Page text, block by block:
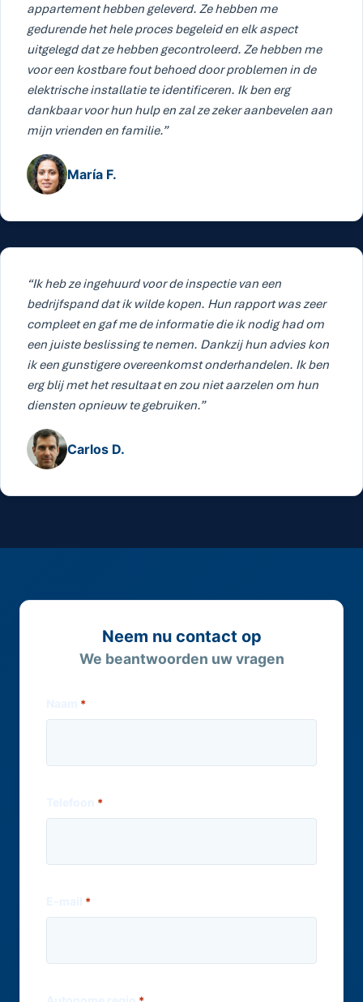
appartement hebben geleverd. Ze hebben me
gedurende het hele proces begeleid en elk aspect
uitgelegd dat ze hebben gecontroleerd. Ze hebben me
voor een kostbare fout behoed door problemen in de
elektrische installatie te identificeren. Ik ben erg
dankbaar voor hun hulp en zal ze zeker aanbevelen aan
mijn vrienden en familie.”
María F.
“Ik heb ze ingehuurd voor de inspectie van een
bedrijfspand dat ik wilde kopen. Hun rapport was zeer
compleet en gaf me de informatie die ik nodig had om
een juiste beslissing te nemen. Dankzij hun advies kon
ik een gunstigere overeenkomst onderhandelen. Ik ben
erg blij met het resultaat en zou niet aarzelen om hun
diensten opnieuw te gebruiken.”
Carlos D.
Neem nu contact op
We beantwoorden uw vragen
*
*
*